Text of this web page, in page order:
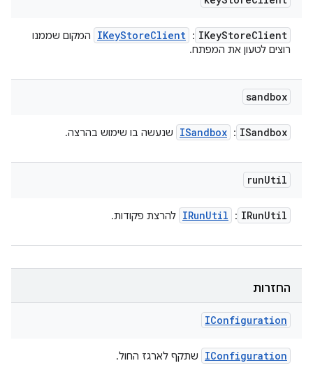
IKeyStoreClient
:
IKeyStoreClient
המקום שממנו
רוצים לטעון את המפתח.
sandbox
ISandbox
:
ISandbox שנעשה בו שימוש בהרצה.
runUtil
IRunUtil
:
IRunUtil להרצת פקודות.
החזרות
IConfiguration
IConfiguration שתקף לארגז החול.